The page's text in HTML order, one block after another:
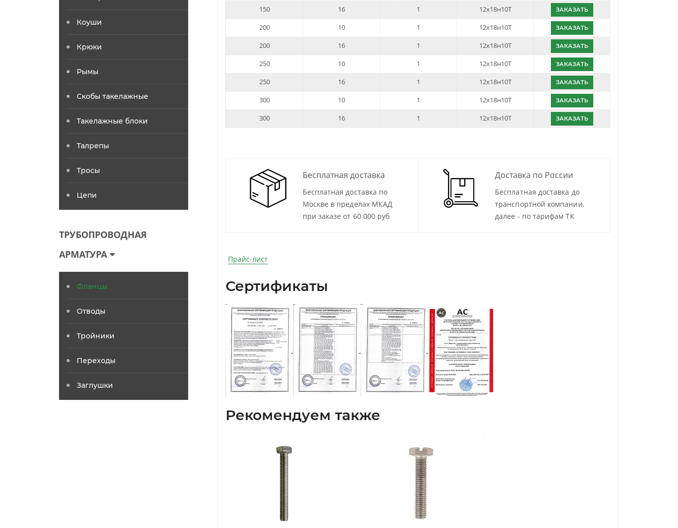
150 16 1 12х18н10Т ЗАКАЗАТЬ
200 10 1 12х18н10Т ЗАКАЗАТЬ
200 16 1 12х18н10Т ЗАКАЗАТЬ
250 10 1 12х18н10Т ЗАКАЗАТЬ
250 16 1 12х18н10Т ЗАКАЗАТЬ
300 10 1 12х18н10Т ЗАКАЗАТЬ
300 16 1 12х18н10Т ЗАКАЗАТЬ
Бесплатная доставка
Бесплатная доставка по
Москве в пределах МКАД
при заказе от 60 000 руб
Доставка по России
Бесплатная доставка до
транспортной компании,
далее - по тарифам ТК
Прайс-лист
Сертификаты
Рекомендуем также
Коуши
Крюки
Рымы
Скобы такелажные
Такелажные блоки
Талрепы
Тросы
Цепи
ТРУБОПРОВОДНАЯ
АРМАТУРА
Фланцы
Отводы
Тройники
Переходы
Заглушки